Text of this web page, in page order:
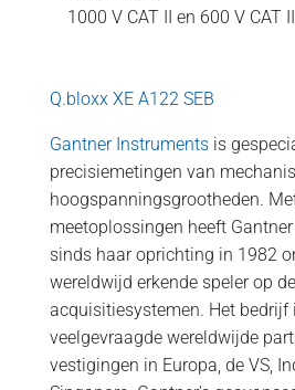
1000 V CAT II en 600 V CAT
Q.bloxx XE A122 SEB
Gantner Instrumentsis
precisiemetingen van
hoogspanningsgrootheden.
meetoplossingen heeft
sinds haar oprichting in 1982
wereldwijd erkende speler op
acquisitiesystemen. Het bedrijf
veelgevraagde wereldwijde
vestigingen in Europa, de VS,